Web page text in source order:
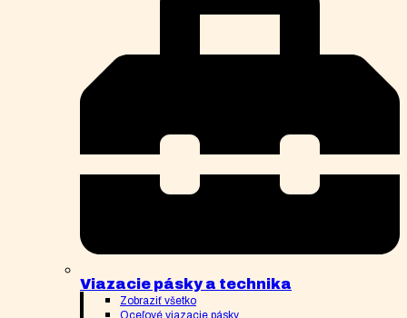
Viazacie pásky a technika
Zobraziť všetko
Oceľové viazacie pásky